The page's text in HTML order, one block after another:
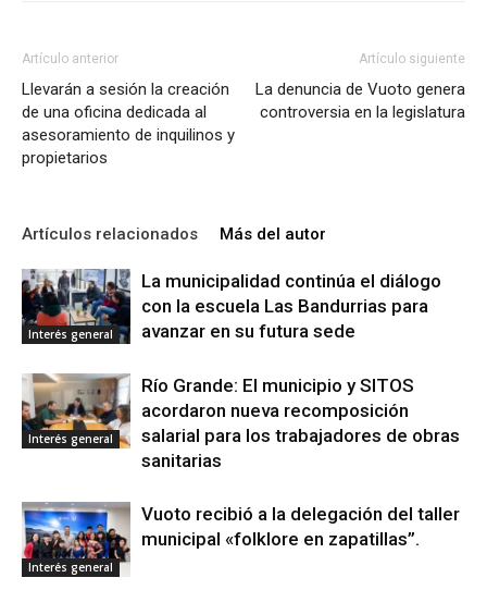
Artículo anterior
Llevarán a sesión la creación
de una oficina dedicada al
asesoramiento de inquilinos y
propietarios
Artículo siguiente
La denuncia de Vuoto genera
controversia en la legislatura
Artículos relacionados Más del autor
Interés general
La municipalidad continúa el diálogo
con la escuela Las Bandurrias para
avanzar en su futura sede
Interés general
Río Grande: El municipio y SITOS
acordaron nueva recomposición
salarial para los trabajadores de obras
sanitarias
Interés general
Vuoto recibió a la delegación del taller
municipal «folklore en zapatillas”.